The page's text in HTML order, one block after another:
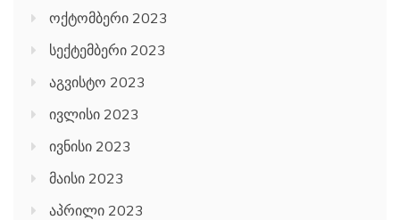
ოქტომბერი 2023
სექტემბერი 2023
აგვისტო 2023
ივლისი 2023
ივნისი 2023
მაისი 2023
აპრილი 2023